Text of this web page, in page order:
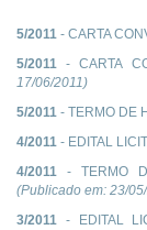
5/2011 - CARTA
5/2011 - CARTA
17/06/2011)
5/2011 - TERMO DE
4/2011 - EDITAL
4/2011 - TERMO
(Publicado em: 23/
3/2011 - EDITAL